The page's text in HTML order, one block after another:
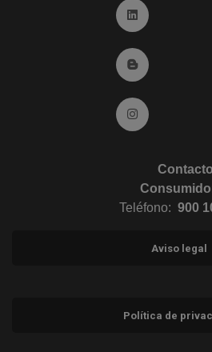
Ir a Linkedin
Ir al Blog
Ir a Instagram
Contacto
Teléfono: 900
Aviso legal
Política de